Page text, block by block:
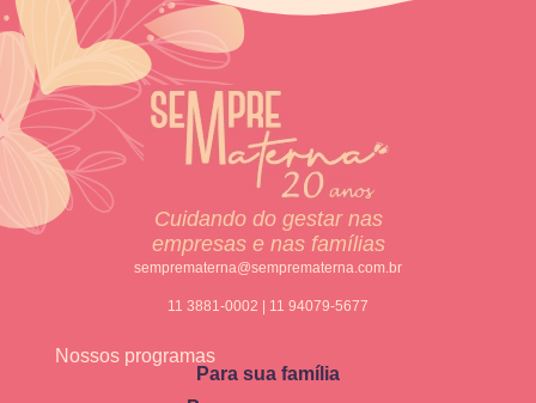
Cuidando do gestar nas
empresas e nas famílias
semprematerna@semprematerna.com.br
11 3881-0002 | 11 94079-5677
Nossos programas
Para sua família